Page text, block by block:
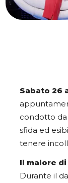
Sabato 26
condotto da
sfida ed
tenere
Il malore
Durante il